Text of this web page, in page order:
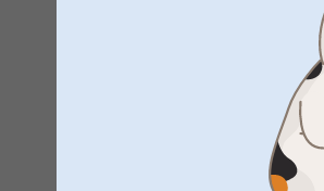
Suuret kiitokset
Vesipullosta, toivon siitä
Todella hienot kuvat, värit hyvät.